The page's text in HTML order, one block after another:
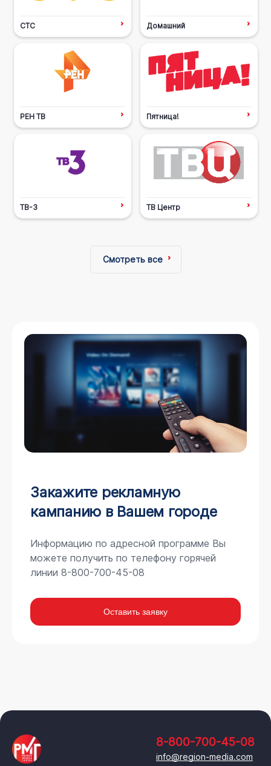
СТС Домашний
РЕН ТВ Пятница!
ТВ-3 ТВ Центр
Смотреть все
Закажите рекламную
кампанию в Вашем городе
Информацию по адресной программе Вы
можете получить по телефону горячей
линии 8-800-700-45-08
Оставить заявку
8-800-700-45-08
info@region-media.com